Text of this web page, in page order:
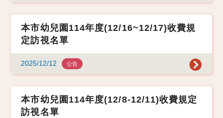
本市幼兒園114年度(12/16~12/17)收費規
定訪視名單
2025/12/12 公告
本市幼兒園114年度(12/8-12/11)收費規定
訪視名單